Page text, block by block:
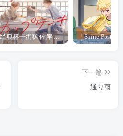
经典杯子蛋糕 佐岸 漫画「经典杯子蛋糕」宣布真人日剧化
下一篇
通り雨